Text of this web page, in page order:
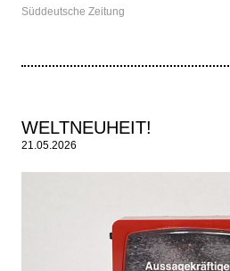
Süddeutsche Zeitung
WELTNEUHEIT!
21.05.2026